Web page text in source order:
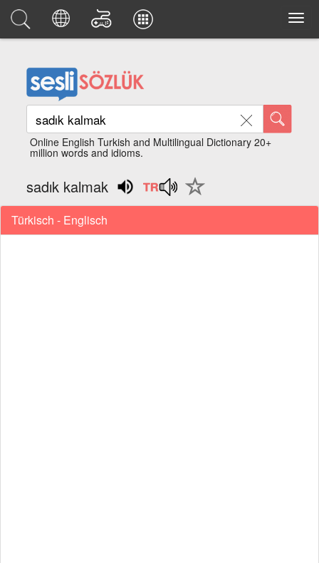
Online English Turkish and Multilingual Dictionary 20+
million words and idioms.
sadık kalmak
Türkisch - Englisch